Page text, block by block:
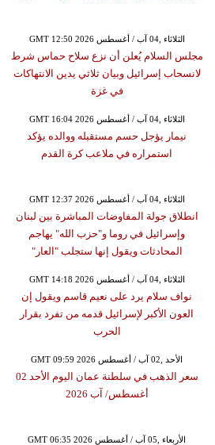
GMT 12:50 2026 الثلاثاء ,04 آب / أغسطس
مجلس السلام يُعلن أن نزع سلاح حماس شرط
لانسحاب إسرائيل وبيان ثلاثي يدين الانتهاكات
في غزة
GMT 16:04 2026 الثلاثاء ,04 آب / أغسطس
نيمار يؤجل حسم مستقبله ووالده يؤكد
استمراره في ملاعب كرة القدم
GMT 12:37 2026 الثلاثاء ,04 آب / أغسطس
انطلاق جولة المفاوضات المباشرة بين لبنان
وإسرائيل في روما و"حزب الله" يهاجم
المحادثات ويقول إنها ستجلب "العار"
GMT 14:18 2026 الثلاثاء ,04 آب / أغسطس
نواف سلام يرد على نعيم قاسم ويقول إن
العون الأكبر لإسرائيل قدمه من تفرد بقرار
الحرب
GMT 09:59 2026 الأحد ,02 آب / أغسطس
سعر الذهب في سلطنة عمان اليوم الأحد 02
أغسطس/ آب 2026
GMT 06:35 2026 الأربعاء ,05 آب / أغسطس